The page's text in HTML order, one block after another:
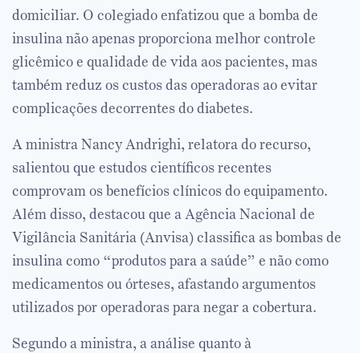
domiciliar. O colegiado enfatizou que a bomba de
insulina não apenas proporciona melhor controle
glicêmico e qualidade de vida aos pacientes, mas
também reduz os custos das operadoras ao evitar
complicações decorrentes do diabetes.
A ministra Nancy Andrighi, relatora do recurso,
salientou que estudos científicos recentes
comprovam os benefícios clínicos do equipamento.
Além disso, destacou que a Agência Nacional de
Vigilância Sanitária (Anvisa) classifica as bombas de
insulina como “produtos para a saúde” e não como
medicamentos ou órteses, afastando argumentos
utilizados por operadoras para negar a cobertura.
Segundo a ministra, a análise quanto à